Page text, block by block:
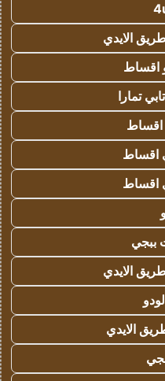
الايدي
اقساط
تمارا
اقساط
اقساط
ببجي
الايدي
الايدي